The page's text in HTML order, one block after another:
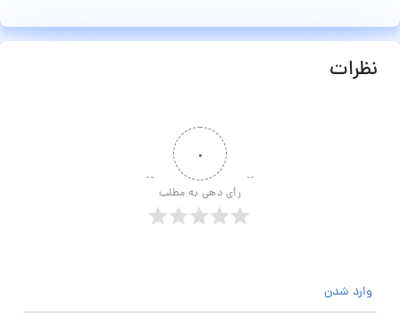
نظرات
۰
رأی دهی به مطلب
وارد شدن